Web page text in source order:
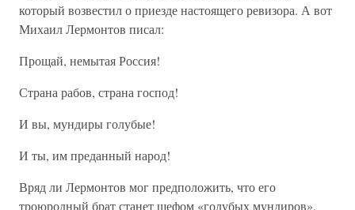
который возвестил о приезде настоящего ревизора. А вот
Михаил Лермонтов писал:
Прощай, немытая Россия!
Страна рабов, страна господ!
И вы, мундиры голубые!
И ты, им преданный народ!
Вряд ли Лермонтов мог предположить, что его
троюродный брат станет шефом «голубых мундиров».